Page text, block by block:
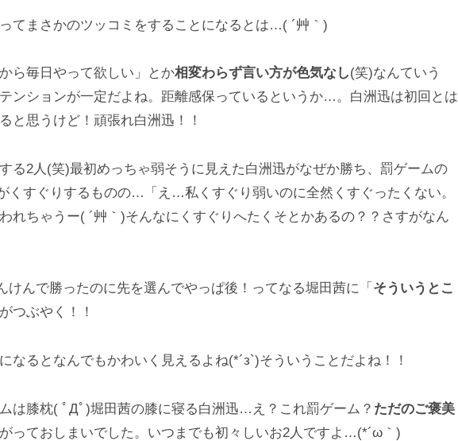
ってまさかのツッコミをすることになるとは…( ´艸｀)
ら毎日やって欲しい」とか相変わらず言い方が色気なし(笑)なんていう
ンションが一定だよね。距離感保っているというか…。白洲迅は初回とは
と思うけど！頑張れ白洲迅！！
る2人(笑)最初めっちゃ弱そうに見えた白洲迅がなぜか勝ち、罰ゲームの
くすぐりするものの…「え…私くすぐり弱いのに全然くすぐったくない。
れちゃうー( ´艸｀)そんなにくすぐりへたくそとかあるの？？さすがなん
けんで勝ったのに先を選んでやっぱ後！ってなる堀田茜に「 そういうとこ
つぶやく！！
なるとなんでもかわいく見えるよね(*´з`)そういうことだよね！！
は膝枕( ﾟДﾟ)堀田茜の膝に寝る白洲迅…え？これ罰ゲーム？ ただのご褒美
っておしまいでした。いつまでも初々しいお2人ですよ…(*´ω｀)